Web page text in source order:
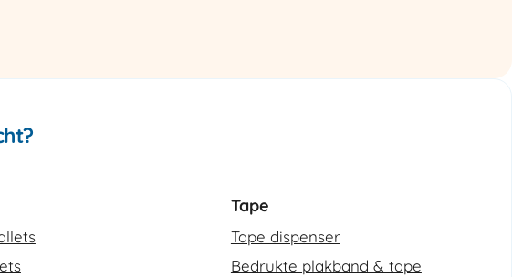
Tape
Tape dispenser
Bedrukte plakband & tape